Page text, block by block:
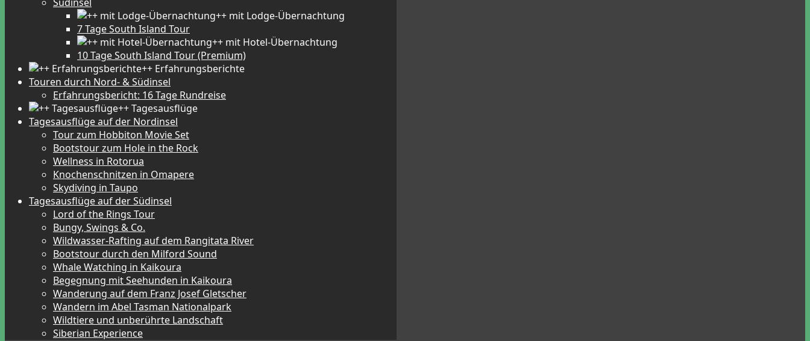
++ mit Lodge-Übernachtung
7 Tage South Island Tour
++ mit Hotel-Übernachtung
10 Tage South Island Tour (Premium)
++ Erfahrungsberichte
Touren durch Nord- & Südinsel
Erfahrungsbericht: 16 Tage Rundreise
++ Tagesausflüge
Tagesausflüge auf der Nordinsel
Tour zum Hobbiton Movie Set
Bootstour zum Hole in the Rock
Wellness in Rotorua
Knochenschnitzen in Omapere
Skydiving in Taupo
Tagesausflüge auf der Südinsel
Lord of the Rings Tour
Bungy, Swings & Co.
Wildwasser-Rafting auf dem Rangitata River
Bootstour durch den Milford Sound
Whale Watching in Kaikoura
Begegnung mit Seehunden in Kaikoura
Wanderung auf dem Franz Josef Gletscher
Wandern im Abel Tasman Nationalpark
Wildtiere und unberührte Landschaft
Siberian Experience